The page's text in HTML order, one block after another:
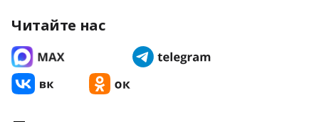
Читайте нас